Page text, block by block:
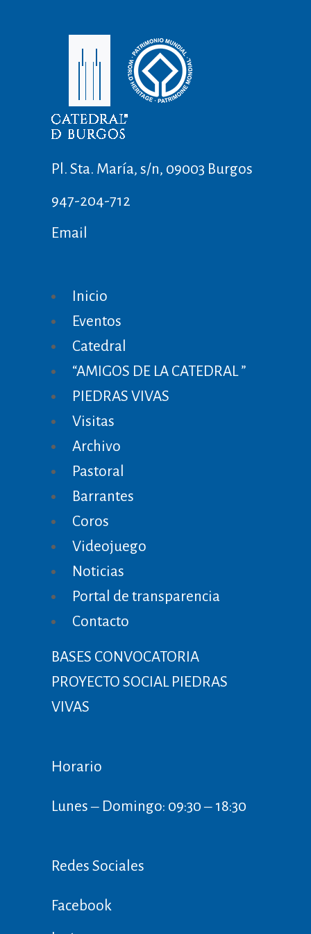
Pl. Sta. María, s/n, 09003 Burgos
947-204-712
Email
Inicio
Eventos
Catedral
“AMIGOS DE LA CATEDRAL ”
PIEDRAS VIVAS
Visitas
Archivo
Pastoral
Barrantes
Coros
Videojuego
Noticias
Portal de transparencia
Contacto
BASES CONVOCATORIA
PROYECTO SOCIAL PIEDRAS
VIVAS
Horario
Lunes ‒ Domingo: 09:30 ‒ 18:30
Redes Sociales
Facebook